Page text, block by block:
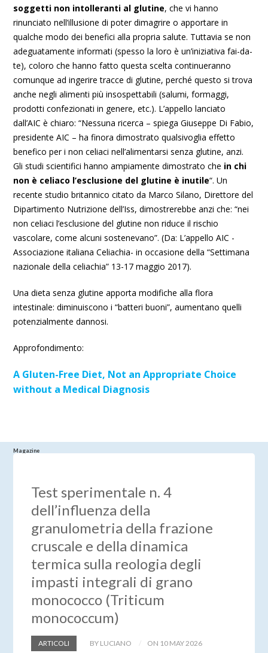
soggetti non intolleranti al glutine, che vi hanno
rinunciato nell’illusione di poter dimagrire o apportare in
qualche modo dei benefici alla propria salute. Tuttavia se non
adeguatamente informati (spesso la loro è un’iniziativa fai-da-
te), coloro che hanno fatto questa scelta continueranno
comunque ad ingerire tracce di glutine, perché questo si trova
anche negli alimenti più insospettabili (salumi, formaggi,
prodotti confezionati in genere, etc.). L’appello lanciato
dall’AIC è chiaro: “Nessuna ricerca – spiega Giuseppe Di Fabio,
presidente AIC – ha finora dimostrato qualsivoglia effetto
benefico per i non celiaci nell’alimentarsi senza glutine, anzi.
Gli studi scientifici hanno ampiamente dimostrato che in chi
non è celiaco l’esclusione del glutine è inutile“. Un
recente studio britannico citato da Marco Silano, Direttore del
Dipartimento Nutrizione dell’Iss, dimostrerebbe anzi che: “nei
non celiaci l’esclusione del glutine non riduce il rischio
vascolare, come alcuni sostenevano”. (Da: L’appello AIC -
Associazione italiana Celiachia- in occasione della “Settimana
nazionale della celiachia” 13-17 maggio 2017).
Una dieta senza glutine apporta modifiche alla flora
intestinale: diminuiscono i “batteri buoni”, aumentano quelli
potenzialmente dannosi.
Approfondimento:
A Gluten-Free Diet, Not an Appropriate Choice
without a Medical Diagnosis
Magazine
Test sperimentale n. 4
dell’influenza della
granulometria della frazione
cruscale e della dinamica
termica sulla reologia degli
impasti integrali di grano
monococco (Triticum
monococcum)
ARTICOLI BY LUCIANO ON 10 MAY 2026